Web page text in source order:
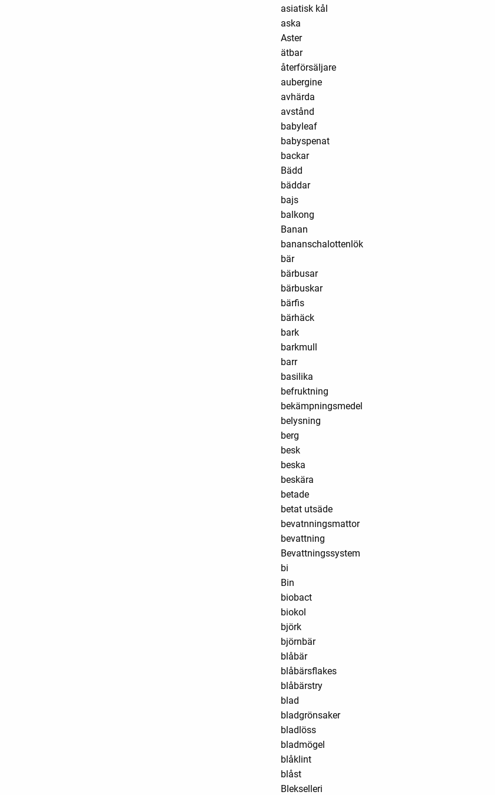
asiatisk kål
aska
Aster
ätbar
återförsäljare
aubergine
avhärda
avstånd
babyleaf
babyspenat
backar
Bädd
bäddar
bajs
balkong
Banan
bananschalottenlök
bär
bärbusar
bärbuskar
bärfis
bärhäck
bark
barkmull
barr
basilika
befruktning
bekämpningsmedel
belysning
berg
besk
beska
beskära
betade
betat utsäde
bevatnningsmattor
bevattning
Bevattningssystem
bi
Bin
biobact
biokol
björk
björnbär
blåbär
blåbärsflakes
blåbärstry
blad
bladgrönsaker
bladlöss
bladmögel
blåklint
blåst
Blekselleri